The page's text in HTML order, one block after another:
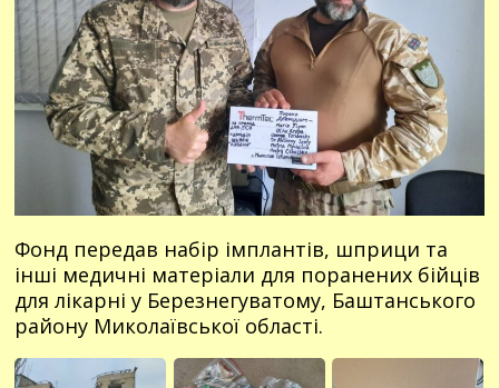
Фонд передав набір імплантів, шприци та
інші медичні матеріали для поранених бійців
для лікарні у Березнегуватому, Баштанського
району Миколаївської області.